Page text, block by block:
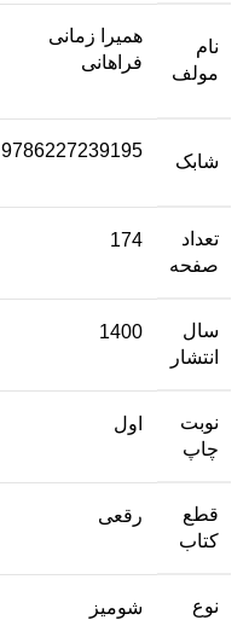
نام
مولف
همیرا زمانی
فراهانی
شابک
9786227239195
تعداد
صفحه
174
سال
انتشار
1400
نوبت
چاپ
اول
قطع
کتاب
رقعی
نوع
شومیز